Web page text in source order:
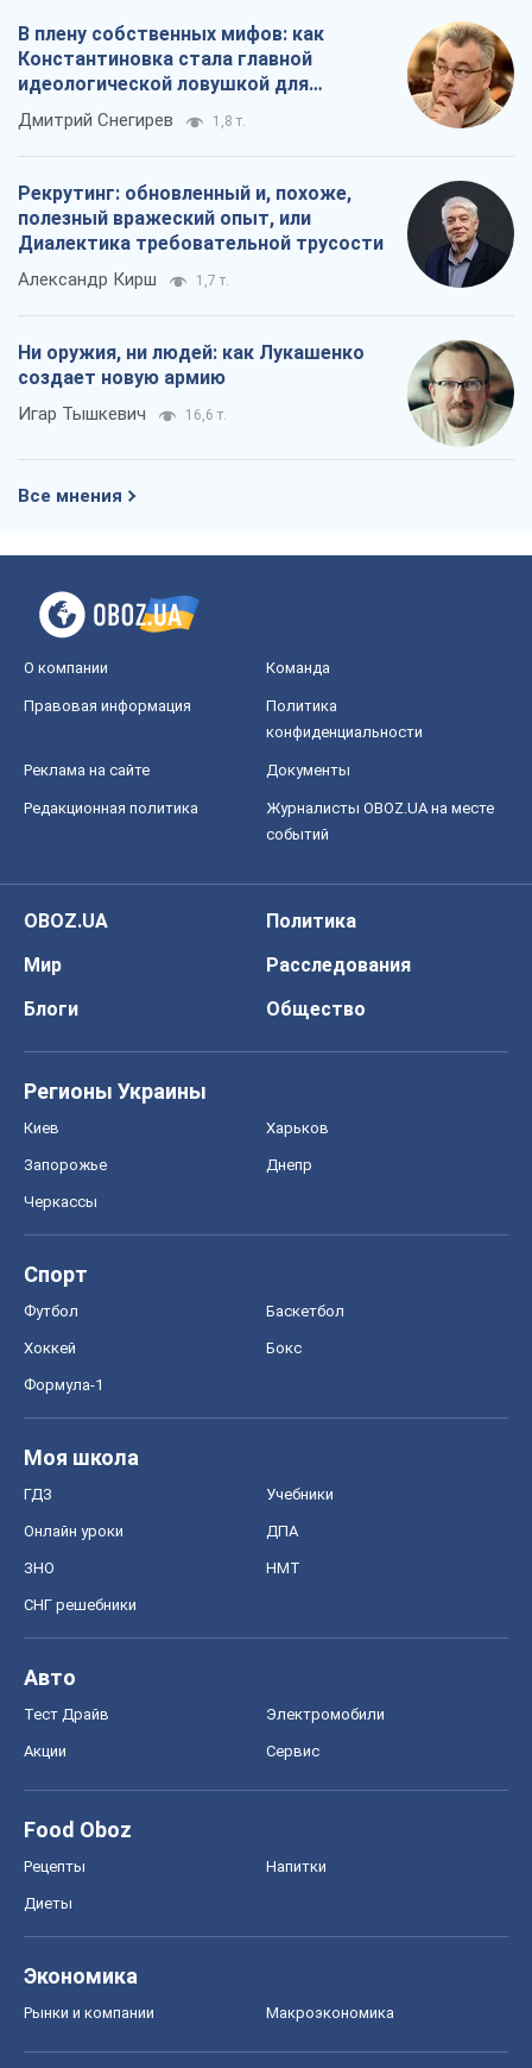
В плену собственных мифов: как
Константиновка стала главной
идеологической ловушкой для
российских оккупантов
Дмитрий Снегирев 1,8 т.
Рекрутинг: обновленный и, похоже,
полезный вражеский опыт, или
Диалектика требовательной трусости
Александр Кирш 1,7 т.
Ни оружия, ни людей: как Лукашенко
создает новую армию
Игар Тышкевич 16,6 т.
Все мнения
О компании Команда
Правовая информация
Политика
конфиденциальности
Реклама на сайте Документы
Редакционная политика
Журналисты OBOZ.UA на месте
событий
OBOZ.UA
Политика
Мир
Расследования
Блоги
Общество
Регионы Украины
Киев Харьков
Запорожье Днепр
Черкассы
Спорт
Футбол Баскетбол
Хоккей Бокс
Формула-1
Моя школа
ГДЗ Учебники
Онлайн уроки ДПА
ЗНО НМТ
СНГ решебники
Авто
Тест Драйв Электромобили
Акции Сервис
Food Oboz
Рецепты Напитки
Диеты
Экономика
Рынки и компании Mакроэкономика